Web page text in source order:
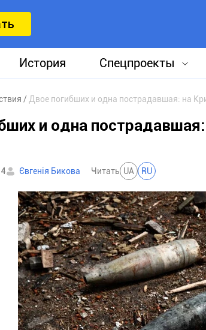
История Спецпроекты
Двое погибших и одна пострадавшая: на
и одна
Євгенія Бикова Читать UA RU